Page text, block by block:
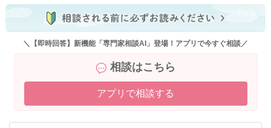
＼【即時回答】新機能「専門家相談AI」登場！アプリで今すぐ相談／
相談はこちら
アプリで相談する